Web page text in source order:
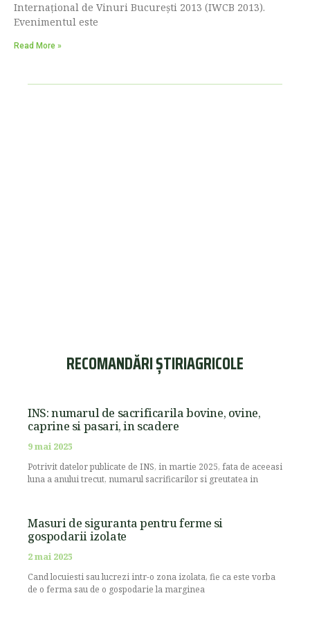
Internaţional de Vinuri Bucureşti 2013 (IWCB 2013).
Evenimentul este
Read More »
RECOMANDĂRI ȘTIRIAGRICOLE
INS: numarul de sacrificarila bovine, ovine,
caprine si pasari, in scadere
9 mai 2025
Potrivit datelor publicate de INS, in martie 2025, fata de aceeasi
luna a anului trecut, numarul sacrificarilor si greutatea in
Masuri de siguranta pentru ferme si
gospodarii izolate
2 mai 2025
Cand locuiesti sau lucrezi intr-o zona izolata, fie ca este vorba
de o ferma sau de o gospodarie la marginea